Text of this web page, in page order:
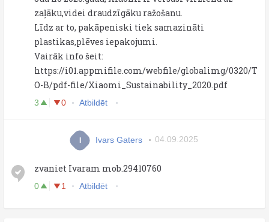
zaļāku,videi draudzīgāku ražošanu.
Līdz ar to, pakāpeniski tiek samazināti
plastikas,plēves iepakojumi.
Vairāk info šeit:
https://i01.appmifile.com/webfile/globalimg/0320/T
O-B/pdf-file/Xiaomi_Sustainability_2020.pdf
3 0 Atbildēt
I Ivars Gaters 04.09.2025
zvaniet Ivaram mob.29410760
0 1 Atbildēt